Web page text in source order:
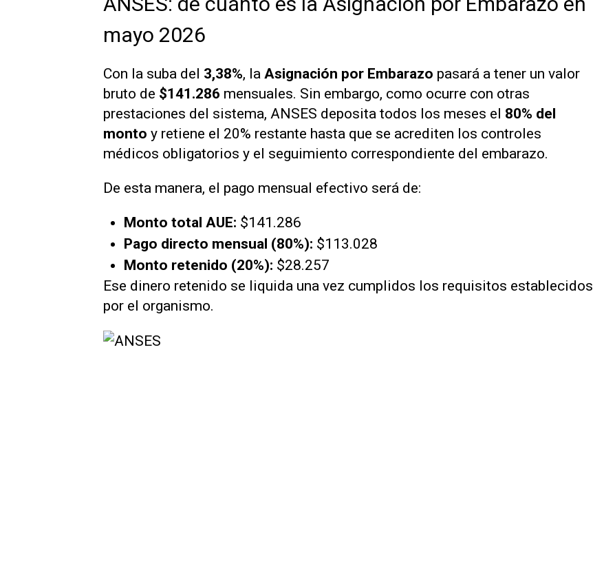
mayo 2026
Con la suba del 3,38%, la Asignación por Embarazo pasará a tener un valor
bruto de $141.286 mensuales. Sin embargo, como ocurre con otras
prestaciones del sistema, ANSES deposita todos los meses el 80% del
monto y retiene el 20% restante hasta que se acrediten los controles
médicos obligatorios y el seguimiento correspondiente del embarazo.
De esta manera, el pago mensual efectivo será de:
Monto total AUE: $141.286
Pago directo mensual (80%): $113.028
Monto retenido (20%): $28.257
Ese dinero retenido se liquida una vez cumplidos los requisitos establecidos
por el organismo.